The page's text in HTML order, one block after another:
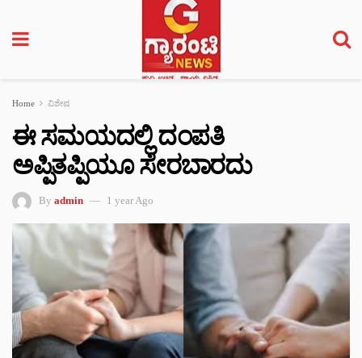
Home ವಿಶೇಷ
ಈ ಸಮಯದಲ್ಲಿ ದಂಪತಿ
ಅಪ್ಪಿತಪ್ಪಿಯೂ ಸೇರಬಾರದು
By admin 1 year Ago